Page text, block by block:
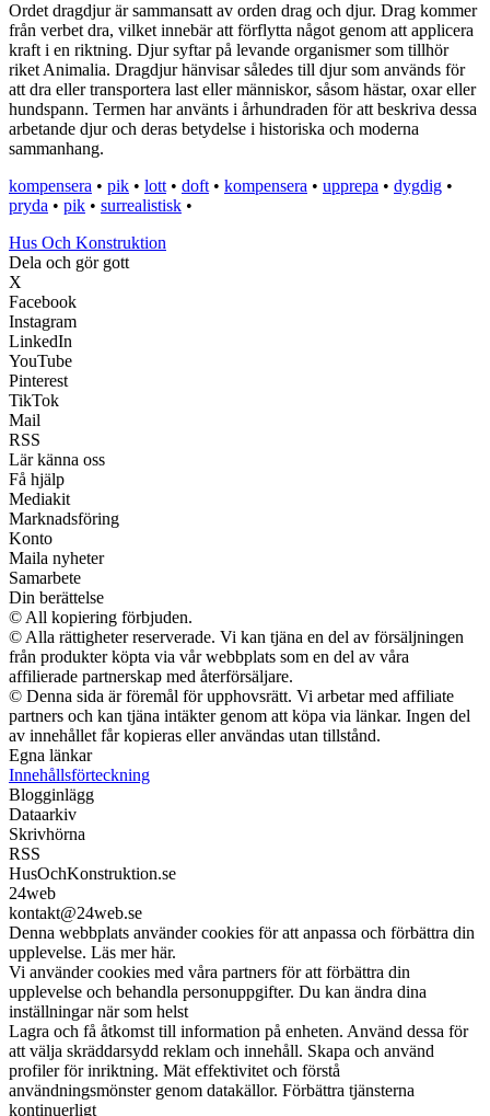
Ordet dragdjur är sammansatt av orden drag och djur. Drag kommer
från verbet dra, vilket innebär att förflytta något genom att applicera
kraft i en riktning. Djur syftar på levande organismer som tillhör
riket Animalia. Dragdjur hänvisar således till djur som används för
att dra eller transportera last eller människor, såsom hästar, oxar eller
hundspann. Termen har använts i århundraden för att beskriva dessa
arbetande djur och deras betydelse i historiska och moderna
sammanhang.
kompensera • pik • lott • doft • kompensera • upprepa • dygdig •
pryda • pik • surrealistisk •
Hus Och Konstruktion
Dela och gör gott
X
Facebook
Instagram
LinkedIn
YouTube
Pinterest
TikTok
Mail
RSS
Lär känna oss
Få hjälp
Mediakit
Marknadsföring
Konto
Maila nyheter
Samarbete
Din berättelse
© All kopiering förbjuden.
© Alla rättigheter reserverade. Vi kan tjäna en del av försäljningen
från produkter köpta via vår webbplats som en del av våra
affilierade partnerskap med återförsäljare.
© Denna sida är föremål för upphovsrätt. Vi arbetar med affiliate
partners och kan tjäna intäkter genom att köpa via länkar. Ingen del
av innehållet får kopieras eller användas utan tillstånd.
Egna länkar
Innehållsförteckning
Blogginlägg
Dataarkiv
Skrivhörna
RSS
HusOchKonstruktion.se
24web
kontakt@24web.se
Denna webbplats använder cookies för att anpassa och förbättra din
upplevelse. Läs mer här.
Vi använder cookies med våra partners för att förbättra din
upplevelse och behandla personuppgifter. Du kan ändra dina
inställningar när som helst
Lagra och få åtkomst till information på enheten. Använd dessa för
att välja skräddarsydd reklam och innehåll. Skapa och använd
profiler för inriktning. Mät effektivitet och förstå
användningsmönster genom datakällor. Förbättra tjänsterna
kontinuerligt